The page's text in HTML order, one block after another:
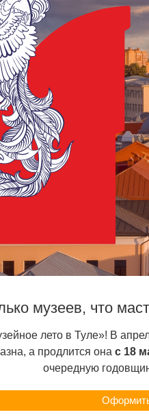
музеев, что
лето в Туле»! В
а продлится она с 18
очередную